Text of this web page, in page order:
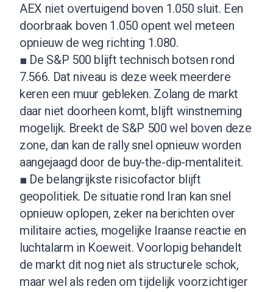
AEX niet overtuigend boven 1.050 sluit. Een
doorbraak boven 1.050 opent wel meteen
opnieuw de weg richting 1.080.
■ De S&P 500 blijft technisch botsen rond
7.566. Dat niveau is deze week meerdere
keren een muur gebleken. Zolang de markt
daar niet doorheen komt, blijft winstneming
mogelijk. Breekt de S&P 500 wel boven deze
zone, dan kan de rally snel opnieuw worden
aangejaagd door de buy-the-dip-mentaliteit.
■ De belangrijkste risicofactor blijft
geopolitiek. De situatie rond Iran kan snel
opnieuw oplopen, zeker na berichten over
militaire acties, mogelijke Iraanse reactie en
luchtalarm in Koeweit. Voorlopig behandelt
de markt dit nog niet als structurele schok,
maar wel als reden om tijdelijk voorzichtiger